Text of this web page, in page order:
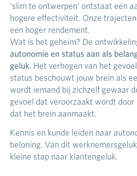
‘slim te ontwerpen’ ontstaat een
hogere effectiviteit. Onze
een hoger rendement.
Wat is het geheim? De
autonomie en status aan als
geluk. Het verhogen van het
status beschouwt jouw brein als
wordt iemand bij zichzelf gewaar
gevoel dat veroorzaakt wordt
dat het brein aanmaakt.
Kennis en kunde leiden naar
beloning. Van dit
kleine stap naar klantengeluk.